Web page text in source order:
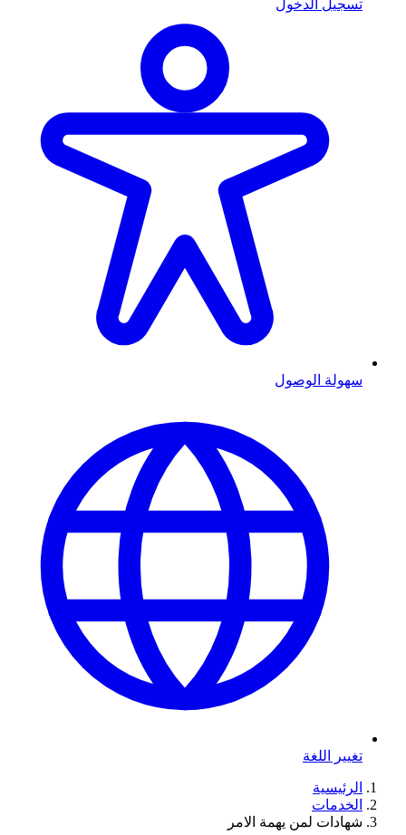
تسجيل الدخول
سهولة الوصول
تغيير اللغة
الرئيسية
الخدمات
شهادات لمن يهمة الامر